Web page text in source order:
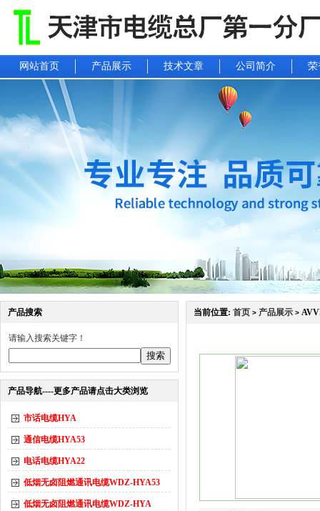
网站首页 产品展示 技术文章 公司简介 荣
产品搜索
请输入搜索关键字！
产品导航----更多产品请点击大类浏览
市话电缆HYA
通信电缆HYA53
电话电缆HYA22
低烟无卤阻燃通讯电缆WDZ-HYA53
低烟无卤阻燃通讯电缆WDZ-HYA
当前位置: 首页 > 产品展示 >